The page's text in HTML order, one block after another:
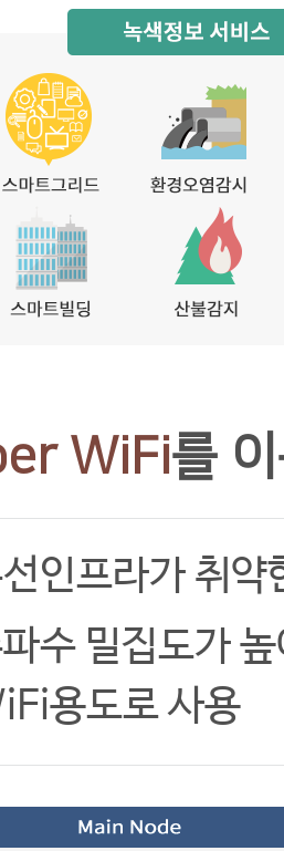
WiFi를
인프라가 취약
수 밀집도가
용도로 사용